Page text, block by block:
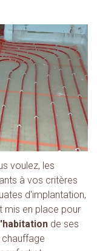
voulez, les
à vos critères
d'implantation,
mis en place pour
de ses